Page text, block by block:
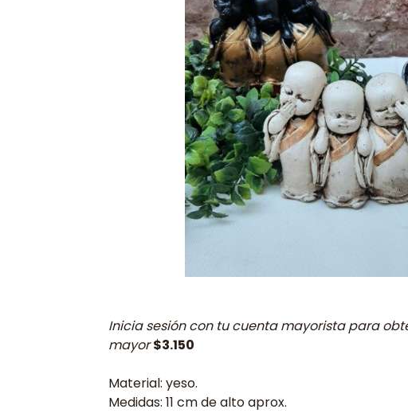
Inicia sesión con tu cuenta mayorista para
mayor$3.150
Material: yeso.
Medidas: 11 cm de alto aprox.